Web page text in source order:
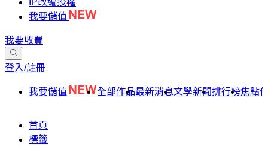
IP改編授權
我要儲值
我要收費
登入/註冊
我要儲值 全部作品最新消息文學新聞排行榜焦點
首頁
標籤